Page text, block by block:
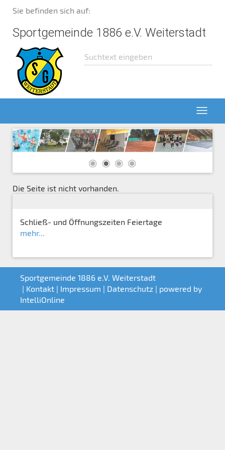
Sie befinden sich auf:
Sportgemeinde 1886 e.V. Weiterstadt
Die Seite ist nicht vorhanden.
Schließ- und Öffnungszeiten Feiertage
mehr...
Sportgemeinde 1886 e.V. Weiterstadt
| Kontakt | Impressum | Datenschutz | powered by
IntelliOnline